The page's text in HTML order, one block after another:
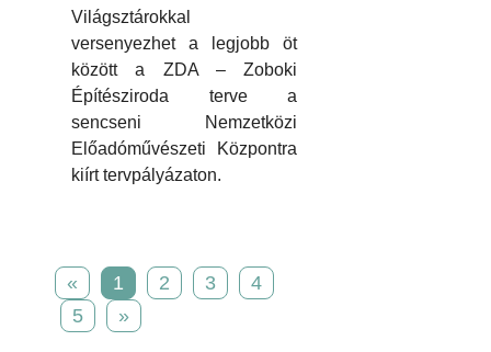
Világsztárokkal
versenyezhet a legjobb öt
között a ZDA – Zoboki
Építésziroda terve a
sencseni Nemzetközi
Előadóművészeti Központra
kiírt tervpályázaton.
« 1 2 3
4
5
»